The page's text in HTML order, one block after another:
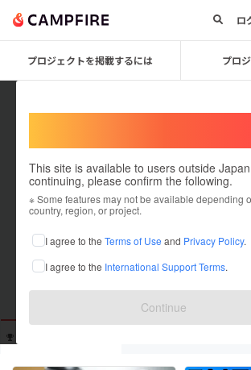
ロ
プロジェクトを掲載するには プロ
This site is available to users outside
continuing, please confirm the following.
※ Some features may not be available depending
country, region, or project.
I agree to the Terms of Use and Privacy Policy.
I agree to the International Support Terms.
Continue
taka_oka
出身国：未設定